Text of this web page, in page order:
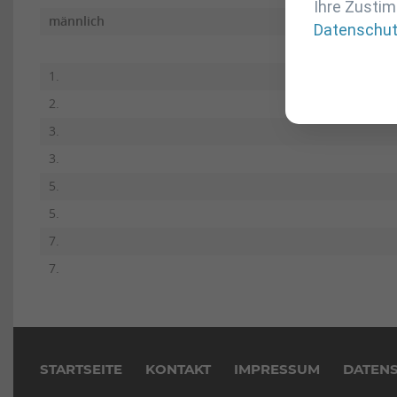
männlich
1.
2.
3.
3.
5.
5.
7.
7.
STARTSEITE KONTAKT IMPRESSUM
Ihre